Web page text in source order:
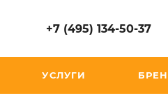
+7 (495) 134-50-37
УСЛУГИ